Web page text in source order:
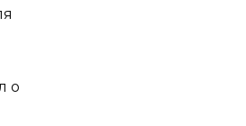
о